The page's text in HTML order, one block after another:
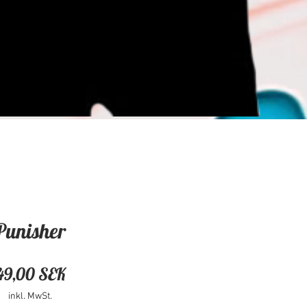
SEKPreis
inkl. MwSt.